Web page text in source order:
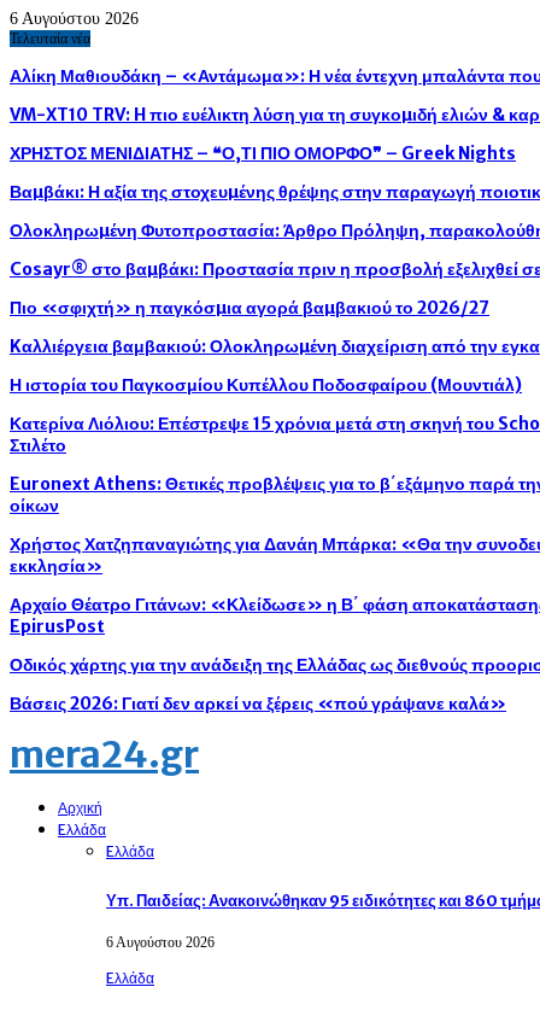
6 Αυγούστου 2026
Τελευταία νέα
Αλίκη Μαθιουδάκη – «Αντάμωμα»: Η νέα έντεχνη μπαλάντα
VM-XT10 TRV: H πιο ευέλικτη λύση για τη συγκοµιδή ελιών &
ΧΡΗΣΤΟΣ ΜΕΝΙΔΙΑΤΗΣ – ❝Ο,ΤΙ ΠΙΟ ΟΜΟΡΦΟ❞ – Greek Nights
Βαµβάκι: Η αξία της στοχευµένης θρέψης στην παραγωγή
Ολοκληρωµένη Φυτοπροστασία: Άρθρο Πρόληψη,
Cosayr® στο βαµβάκι: Προστασία πριν η προσβολή εξελιχθεί
Πιο «σφιχτή» η παγκόσµια αγορά βαµβακιού το 2026/27
Kαλλιέργεια βαμβακιού: Ολοκληρωµένη διαχείριση από την
Η ιστορία του Παγκοσμίου Κυπέλλου Ποδοσφαίρου (Μουντιάλ)
Κατερίνα Λιόλιου: Επέστρεψε 15 χρόνια μετά στη σκηνή του
Στιλέτο
Euronext Athens: Θετικές προβλέψεις για το β΄εξάμηνο παρά
οίκων
Χρήστος Χατζηπαναγιώτης για Δανάη Μπάρκα: «Θα την
εκκλησία»
Αρχαίο Θέατρο Γιτάνων: «Κλείδωσε» η Β΄ φάση
EpirusPost
Οδικός χάρτης για την ανάδειξη της Ελλάδας ως διεθνούς
Βάσεις 2026: Γιατί δεν αρκεί να ξέρεις «πού γράψανε καλά»
mera24.gr
Αρχική
Eλλάδα
Eλλάδα
Υπ. Παιδείας: Ανακοινώθηκαν 95 ειδικότητες και 860
6 Αυγούστου 2026
Eλλάδα